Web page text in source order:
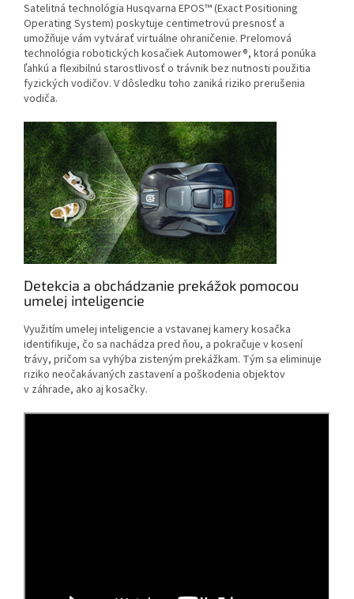
Satelitná technológia Husqvarna EPOS™ (Exact Positioning
Operating System) poskytuje centimetrovú presnosť a
umožňuje vám vytvárať virtuálne ohraničenie. Prelomová
technológia robotických kosačiek Automower®, ktorá ponúka
ľahkú a flexibilnú starostlivosť o trávnik bez nutnosti použitia
fyzických vodičov. V dôsledku toho zaniká riziko prerušenia
vodiča.
Detekcia a obchádzanie prekážok pomocou
umelej inteligencie
Využitím umelej inteligencie a vstavanej kamery kosačka
identifikuje, čo sa nachádza pred ňou, a pokračuje v kosení
trávy, pričom sa vyhýba zisteným prekážkam. Tým sa eliminuje
riziko neočakávaných zastavení a poškodenia objektov
v záhrade, ako aj kosačky.